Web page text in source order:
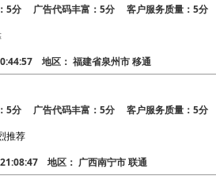
5分 广告代码丰富：5分 客户服务质量：5分
地区： 福建省泉州市 移通
5分 广告代码丰富：5分 客户服务质量：5分
推荐
地区： 广西南宁市 联通